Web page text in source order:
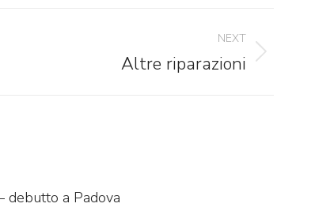
NEXT
Altre riparazioni
debutto a Padova